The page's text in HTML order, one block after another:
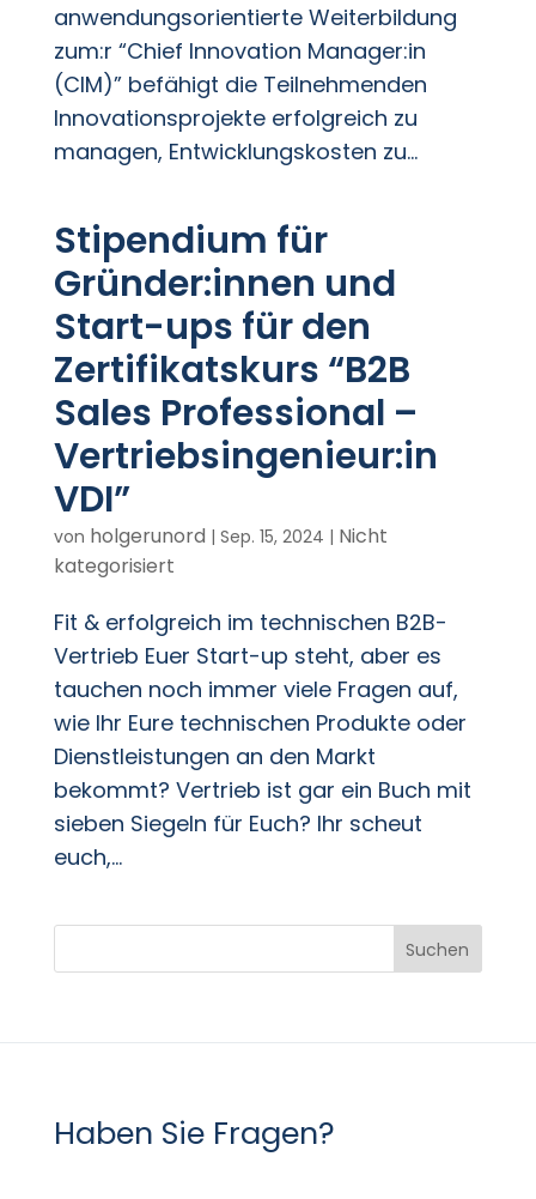
anwendungsorientierte Weiterbildung
zum:r “Chief Innovation Manager:in
(CIM)” befähigt die Teilnehmenden
Innovationsprojekte erfolgreich zu
managen, Entwicklungskosten zu...
Stipendium für
Gründer:innen und
Start-ups für den
Zertifikatskurs “B2B
Sales Professional –
Vertriebsingenieur:in
VDI”
von holgerunord | Sep. 15, 2024 | Nicht
kategorisiert
Fit & erfolgreich im technischen B2B-
Vertrieb Euer Start-up steht, aber es
tauchen noch immer viele Fragen auf,
wie Ihr Eure technischen Produkte oder
Dienstleistungen an den Markt
bekommt? Vertrieb ist gar ein Buch mit
sieben Siegeln für Euch? Ihr scheut
euch,...
Suchen
Haben Sie Fragen?